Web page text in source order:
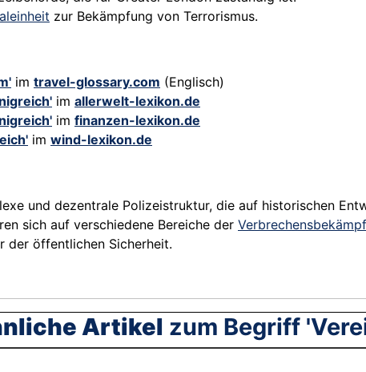
zur Bekämpfung von Terrorismus.
im travel-glossary.com (Englisch)
im allerwelt-lexikon.de
im finanzen-lexikon.de
im wind-lexikon.de
und dezentrale Polizeistruktur, die auf historischen
sich auf verschiedene Bereiche der
der öffentlichen Sicherheit.
Artikel zum Begriff